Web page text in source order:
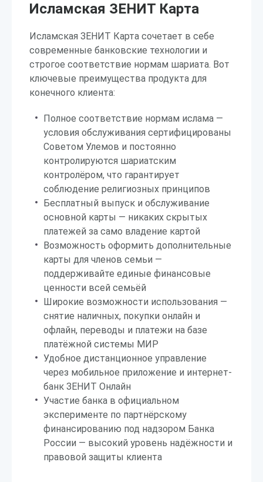
Исламская ЗЕНИТ Карта
Исламская ЗЕНИТ Карта сочетает в себе
современные банковские технологии и
строгое соответствие нормам шариата. Вот
ключевые преимущества продукта для
конечного клиента:
Полное соответствие нормам ислама —
условия обслуживания сертифицированы
Советом Улемов и постоянно
контролируются шариатским
контролёром, что гарантирует
соблюдение религиозных принципов
Бесплатный выпуск и обслуживание
основной карты — никаких скрытых
платежей за само владение картой
Возможность оформить дополнительные
карты для членов семьи —
поддерживайте единые финансовые
ценности всей семьёй
Широкие возможности использования —
снятие наличных, покупки онлайн и
офлайн, переводы и платежи на базе
платёжной системы МИР
Удобное дистанционное управление
через мобильное приложение и интернет-
банк ЗЕНИТ Онлайн
Участие банка в официальном
эксперименте по партнёрскому
финансированию под надзором Банка
России — высокий уровень надёжности и
правовой защиты клиента